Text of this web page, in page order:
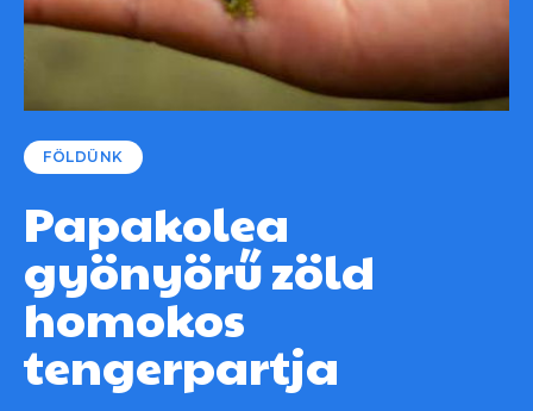
FÖLDÜNK
Papakolea
gyönyörű zöld
homokos
tengerpartja